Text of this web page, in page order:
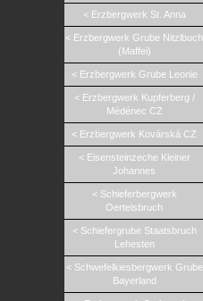
< Erzbergwerk St. Anna
< Erzbergwerk Grube Nitzlbuch
(Maffei)
< Erzbergwerk Grube Leonie
< Erzbergwerk Kupferberg /
Médénec CZ
< Erzbergwerk Kovárská CZ
< Eisensteinzeche Kleiner
Johannes
< Schieferbergwerk
Oertelsbruch
< Schiefergrube Staatsbruch
Lehesten
< Schwefelkiesbergwerk Grube
Bayerland